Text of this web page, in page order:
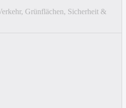
Grünflächen, Sicherheit &